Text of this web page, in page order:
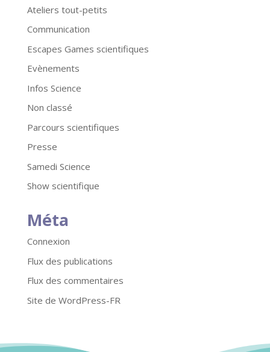
Ateliers tout-petits
Communication
Escapes Games scientifiques
Evènements
Infos Science
Non classé
Parcours scientifiques
Presse
Samedi Science
Show scientifique
Méta
Connexion
Flux des publications
Flux des commentaires
Site de WordPress-FR